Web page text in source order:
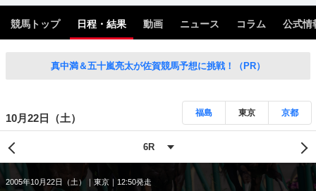
競馬トップ 日程・結果 動画 ニュース コラム 公式情
真中満＆五十嵐亮太が佐賀競馬予想に挑戦！（PR）
10月22日（土） 福島 東京 京都
2005年10月22日（土） 東京 12:50発走